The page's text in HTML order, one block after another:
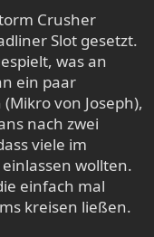
Crusher
Slot gesetzt.
was an
ein paar
von Joseph),
nach zwei
viele im
wollten.
einfach mal
kreisen ließen.